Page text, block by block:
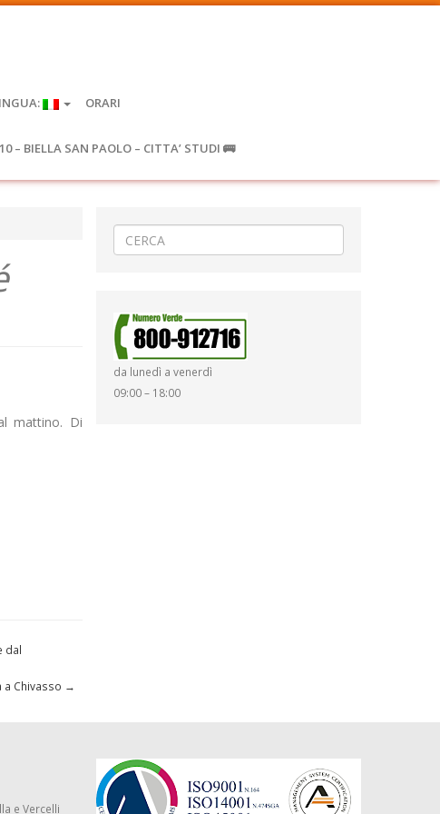
ORARI
– BIELLA SAN PAOLO – CITTA’ STUDI 🚌
mattino. Di
dal
a Chivasso →
da lunedì a venerdì
09:00 – 18:00
e Vercelli